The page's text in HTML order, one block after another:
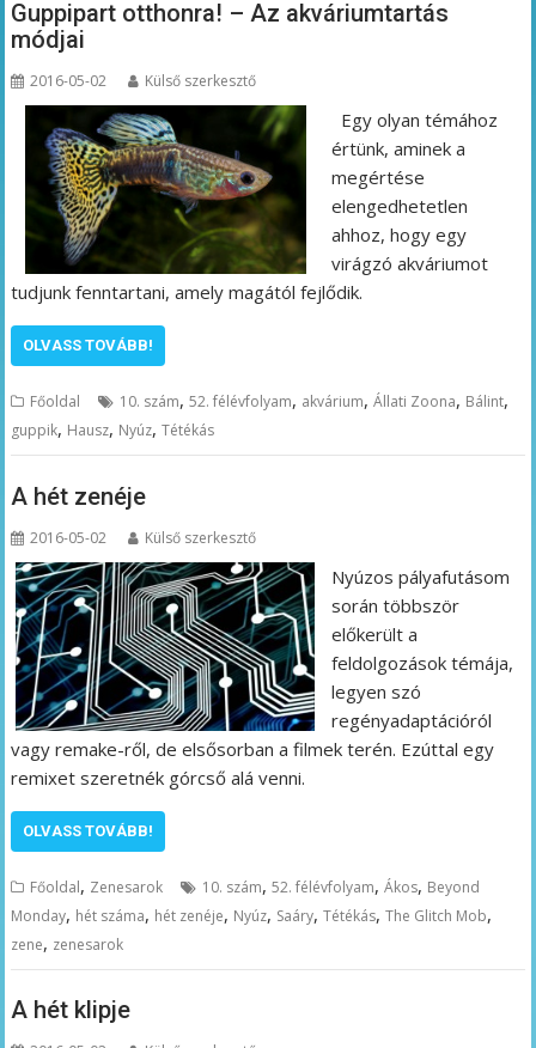
Guppipart otthonra! – Az akváriumtartás
módjai
2016-05-02 Külső szerkesztő
Egy olyan témához
értünk, aminek a
megértése
elengedhetetlen
ahhoz, hogy egy
virágzó akváriumot
tudjunk fenntartani, amely magától fejlődik.
OLVASS TOVÁBB!
Főoldal 10. szám,52. félévfolyam, akvárium,Állati Zoona, Bálint,
guppik, Hausz, Nyúz,Tétékás
A hét zenéje
2016-05-02 Külső szerkesztő
Nyúzos pályafutásom
során többször
előkerült a
feldolgozások témája,
legyen szó
regényadaptációról
vagy remake-ről, de elsősorban a filmek terén. Ezúttal egy
remixet szeretnék górcső alá venni.
OLVASS TOVÁBB!
Főoldal, Zenesarok 10. szám,52. félévfolyam,Ákos, Beyond
Monday, hét száma, hét zenéje, Nyúz, Saáry,Tétékás,The Glitch Mob,
zene, zenesarok
A hét klipje